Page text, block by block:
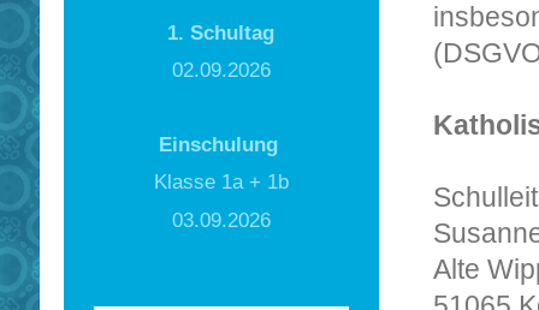
Alte
1. Schultag
02.09.2026
Einschulung
Klasse 1a + 1b
03.09.2026